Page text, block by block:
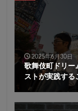
2025年6月30日
歌舞伎町ドリー
ストが実践する